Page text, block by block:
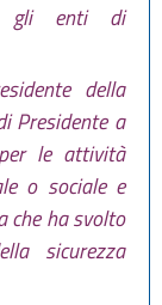
gli enti di
della
Presidente a
le attività
o sociale e
che ha svolto
sicurezza